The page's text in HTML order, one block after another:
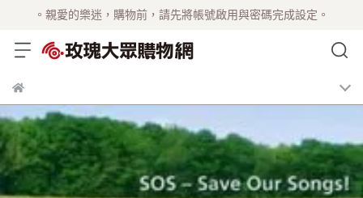
。親愛的樂迷，購物前，請先將帳號啟用與密碼完成設定。